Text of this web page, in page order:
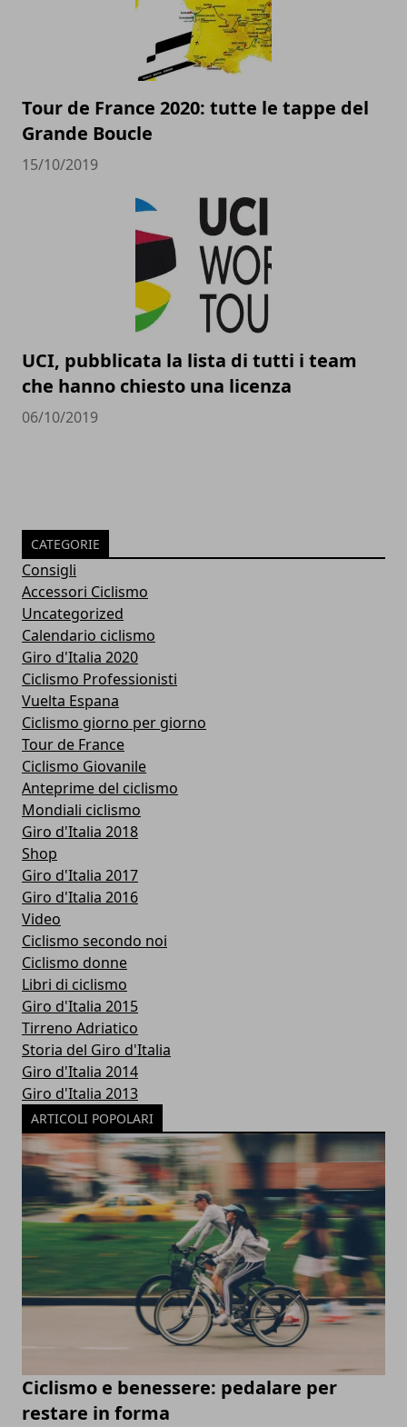
Tour de France 2020: tutte le tappe del
Grande Boucle
15/10/2019
UCI, pubblicata la lista di tutti i team
che hanno chiesto una licenza
06/10/2019
CATEGORIE
Consigli
Accessori Ciclismo
Uncategorized
Calendario ciclismo
Giro d'Italia 2020
Ciclismo Professionisti
Vuelta Espana
Ciclismo giorno per giorno
Tour de France
Ciclismo Giovanile
Anteprime del ciclismo
Mondiali ciclismo
Giro d'Italia 2018
Shop
Giro d'Italia 2017
Giro d'Italia 2016
Video
Ciclismo secondo noi
Ciclismo donne
Libri di ciclismo
Giro d'Italia 2015
Tirreno Adriatico
Storia del Giro d'Italia
Giro d'Italia 2014
Giro d'Italia 2013
ARTICOLI POPOLARI
Ciclismo e benessere: pedalare per
restare in forma